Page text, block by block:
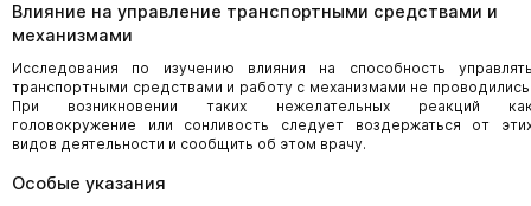
Влияние на управление транспортными средствами и
механизмами
Исследования по изучению влияния на способность
транспортными средствами и работу с механизмами не
При возникновении таких нежелательных реакций
головокружение или сонливость следует воздержаться от
видов деятельности и сообщить об этом врачу.
Особые указания